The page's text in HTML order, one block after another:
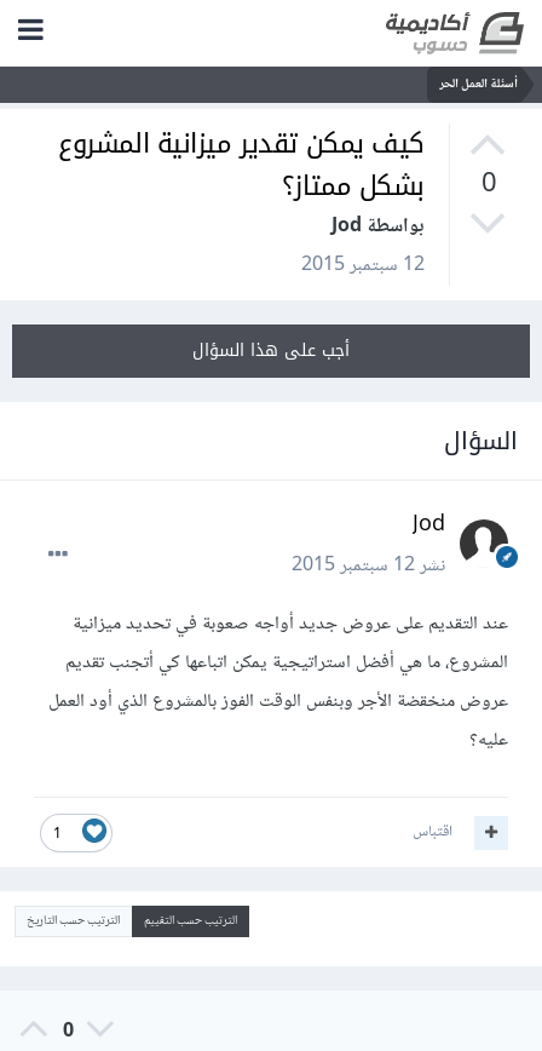
أسئلة العمل الحر
0
كيف يمكن تقدير ميزانية المشروع
بشكل ممتاز؟
بواسطة Jod
12 سبتمبر 2015
أجب على هذا السؤال
السؤال
Jod
نشر12 سبتمبر 2015
عند التقديم على عروض جديد أواجه صعوبة في تحديد ميزانية
المشروع، ما هي أفضل استراتيجية يمكن اتباعها كي أتجنب تقديم
عروض منخقضة الأجر وبنفس الوقت الفوز بالمشروع الذي أود العمل
عليه؟
1 اقتباس
الترتيب حسب التقييم الترتيب حسب التاريخ
0